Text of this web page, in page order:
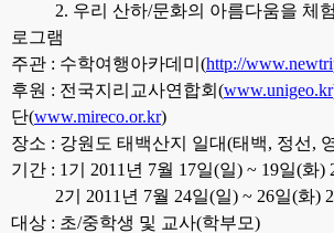
2. 우리 산하/문화의 아름다움을 체험
로그램
주관 : 수학여행아카데미 (http://
후원 : 전 국지리교사연합회 (www.unigeo.kr
단(www.mireco.or.kr)
장소 : 강원도 태백산지 일대(태백, 정선,
기간 : 1기 2011년 7월 17일(일) ~ 19일(화)
2기 2011년 7월 24일(일) ~ 26일(화) 2
대상 : 초/중학생 및 교사(학부모)